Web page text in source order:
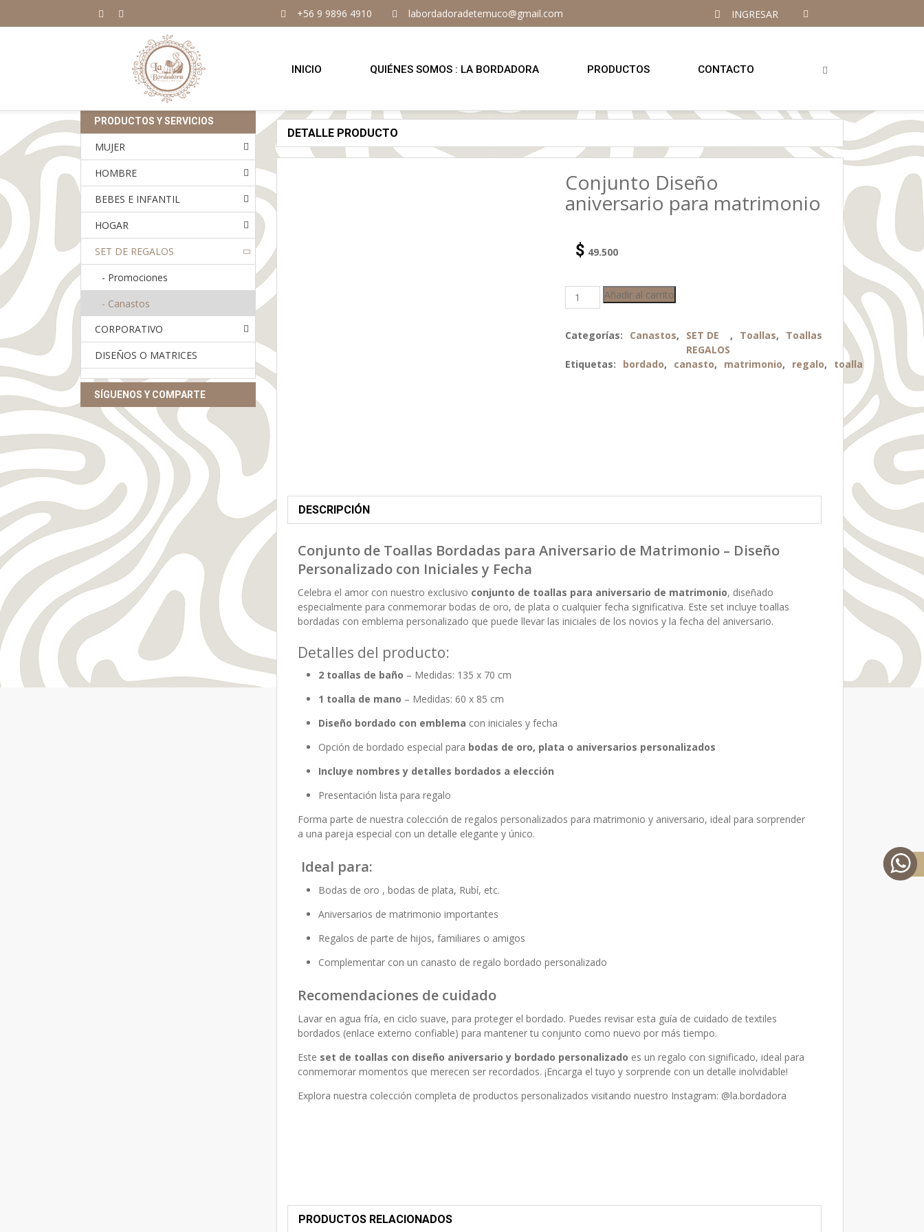
+56 9 9896 4910 labordadoradetemuco@gmail.com INGRESAR
INICIO QUIÉNES SOMOS : LA BORDADORA PRODUCTOS CONTACTO
DETALLE PRODUCTO
Conjunto Diseño
aniversario para matrimonio
$ 49.500
Añadir al carrito
Categorías: Canastos,
SET DE
REGALOS
, Toallas, Toallas
Etiquetas: bordado, canasto, matrimonio, regalo, toalla
DESCRIPCIÓN
Conjunto de Toallas Bordadas para Aniversario de Matrimonio – Diseño
Personalizado con Iniciales y Fecha
Celebra el amor con nuestro exclusivo conjunto de toallas para aniversario de matrimonio, diseñado
especialmente para conmemorar bodas de oro, de plata o cualquier fecha significativa. Este set incluye toallas
bordadas con emblema personalizado que puede llevar las iniciales de los novios y la fecha del aniversario.
Detalles del producto:
2 toallas de baño – Medidas: 135 x 70 cm
1 toalla de mano – Medidas: 60 x 85 cm
Diseño bordado con emblema con iniciales y fecha
Opción de bordado especial para bodas de oro, plata o aniversarios personalizados
Incluye nombres y detalles bordados a elección
Presentación lista para regalo
Forma parte de nuestra colección de regalos personalizados para matrimonio y aniversario, ideal para sorprender
a una pareja especial con un detalle elegante y único.
Ideal para:
Bodas de oro , bodas de plata, Rubí, etc.
Aniversarios de matrimonio importantes
Regalos de parte de hijos, familiares o amigos
Complementar con un canasto de regalo bordado personalizado
Recomendaciones de cuidado
Lavar en agua fría, en ciclo suave, para proteger el bordado. Puedes revisar esta guía de cuidado de textiles
bordados (enlace externo confiable) para mantener tu conjunto como nuevo por más tiempo.
Este set de toallas con diseño aniversario y bordado personalizado es un regalo con significado, ideal para
conmemorar momentos que merecen ser recordados. ¡Encarga el tuyo y sorprende con un detalle inolvidable!
Explora nuestra colección completa de productos personalizados visitando nuestro Instagram: @la.bordadora
PRODUCTOS RELACIONADOS
PRODUCTOS Y SERVICIOS
MUJER
HOMBRE
BEBES E INFANTIL
HOGAR
SET DE REGALOS
- Promociones
- Canastos
CORPORATIVO
DISEÑOS O MATRICES
SÍGUENOS Y COMPARTE